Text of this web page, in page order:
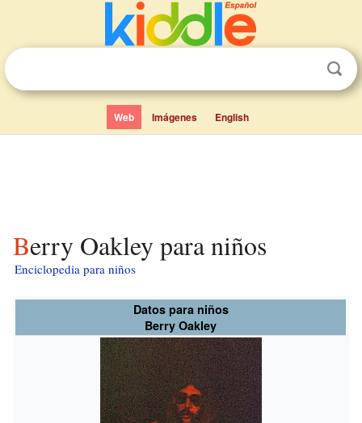
Web Imágenes English
Berry Oakley para niños
Enciclopedia para niños
Datos para niños
Berry Oakley